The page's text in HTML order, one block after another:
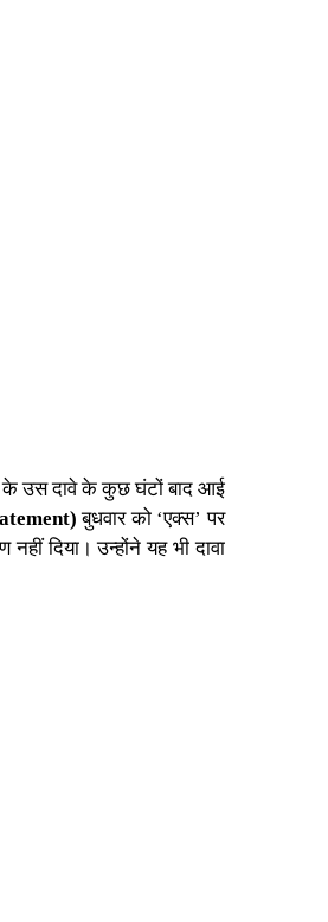
के उस दावे के कुछ घंटों बाद आई
बुधवार को ‘एक्स’ पर
दिया। उन्होंने यह भी दावा